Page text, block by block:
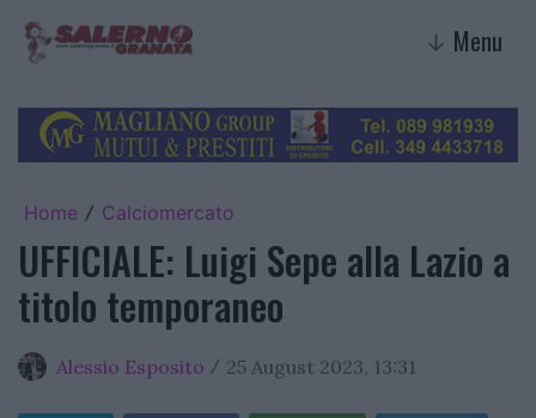
↓ Menu
Home / Calciomercato
UFFICIALE: Luigi Sepe alla Lazio a
titolo temporaneo
Alessio Esposito / 25 August 2023, 13:31